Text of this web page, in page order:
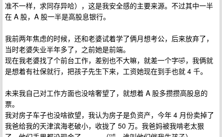
准不一样，求同存异哈），这是我安全感的主要来源。不过其中一半
在 A 股，A 股一半是高股息银行。
我前两年焦虑的时候，还和老婆试着学了俩月想考公，后来放弃了，
当时老婆失业半年多了，之前她是前端。
现在我老婆找了个前台工作，差别也不大嘛，就差一个字🤣，我俩就
是想着有社保就行，把孩子先生下来，工资她现在到手也就 4 千。
未来我自己对工作方面也没啥奢望了，就想着 A 股多攒攒高股息的
票。
我对房子车子也没啥欲望，我认为房子是负资产，今年 4 月份卖掉了
我爸给我的天津滨海老破小，收拢了 50 万。我爸妈被我啃老太狠